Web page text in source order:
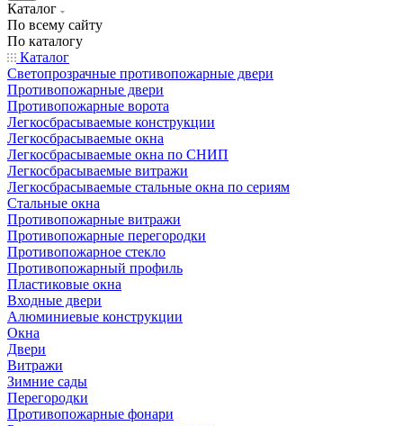
Каталог
По всему сайту
По каталогу
Каталог
Светопрозрачные противопожарные двери
Противопожарные двери
Противопожарные ворота
Легкосбрасываемые конструкции
Легкосбрасываемые окна
Легкосбрасываемые окна по СНИП
Легкосбрасываемые витражи
Легкосбрасываемые стальные окна по сериям
Стальные окна
Противопожарные витражи
Противопожарные перегородки
Противопожарное стекло
Противопожарный профиль
Пластиковые окна
Входные двери
Алюминиевые конструкции
Окна
Двери
Витражи
Зимние сады
Перегородки
Противопожарные фонари